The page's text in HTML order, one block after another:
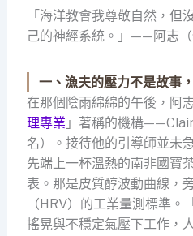
「海洋教會我尊敬自然，但
己的神經系統。」——阿志（
一、漁夫的壓力不是故事
在那個陰雨綿綿的午後，阿
理專業 」著稱的機構
名）。接待他的引導師並未
先端上一杯溫熱的南非國寶
表。那是皮質醇波動曲線，
（HRV）的工業量測標準。
搖晃與不穩定氣壓下工作，